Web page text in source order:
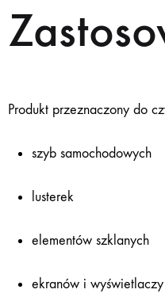
Produkt przeznaczony do
szyb samochodowych
lusterek
elementów szklanych
ekranów i wyświetlaczy